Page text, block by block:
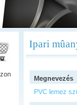
Ipari
Megnevezés
PVC lemez